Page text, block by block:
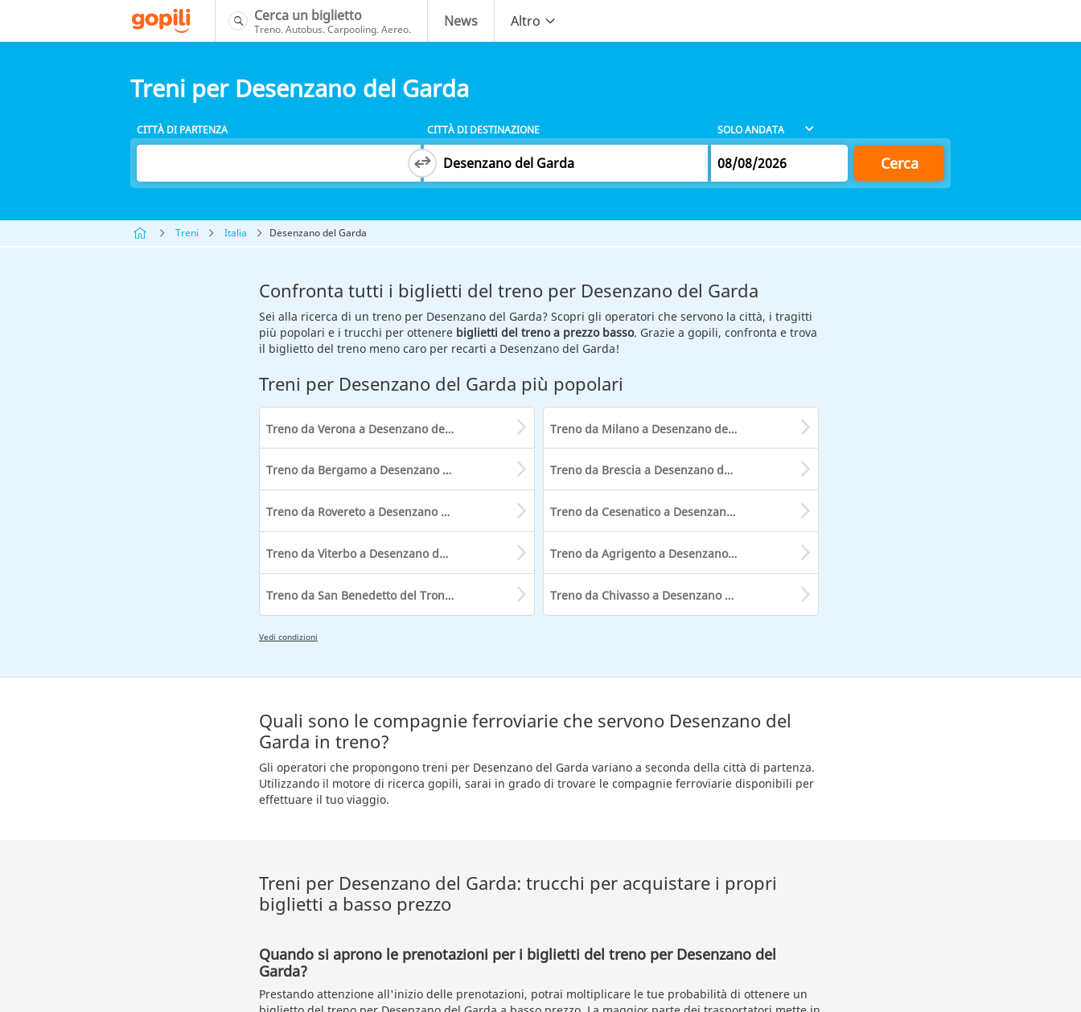
Cerca un biglietto
Treno. Autobus. Carpooling. Aereo. News Altro
Treni per Desenzano del Garda
CITTÀ DI PARTENZA CITTÀ DI DESTINAZIONE
Cerca
Treni Italia Desenzano del Garda
Confronta tutti i biglietti del treno per Desenzano del Garda
Sei alla ricerca di un treno per Desenzano del Garda? Scopri gli operatori che servono la città, i tragitti
più popolari e i trucchi per ottenere biglietti del treno a prezzo basso. Grazie a gopili, confronta e trova
il biglietto del treno meno caro per recarti a Desenzano del Garda!
Treni per Desenzano del Garda più popolari
Treno da Verona a Desenzano del Garda Treno da Milano a Desenzano del Garda
Treno da Bergamo a Desenzano del Garda Treno da Brescia a Desenzano del Garda
Treno da Rovereto a Desenzano del Garda Treno da Cesenatico a Desenzano del Garda
Treno da Viterbo a Desenzano del Garda Treno da Agrigento a Desenzano del Garda
Treno da San Benedetto del Tronto a Desenzano del Garda Treno da Chivasso a Desenzano del Garda
Vedi condizioni
Quali sono le compagnie ferroviarie che servono Desenzano del
Garda in treno?
Gli operatori che propongono treni per Desenzano del Garda variano a seconda della città di partenza.
Utilizzando il motore di ricerca gopili, sarai in grado di trovare le compagnie ferroviarie disponibili per
effettuare il tuo viaggio.
Treni per Desenzano del Garda: trucchi per acquistare i propri
biglietti a basso prezzo
Quando si aprono le prenotazioni per i biglietti del treno per Desenzano del
Garda?
Prestando attenzione all'inizio delle prenotazioni, potrai moltiplicare le tue probabilità di ottenere un